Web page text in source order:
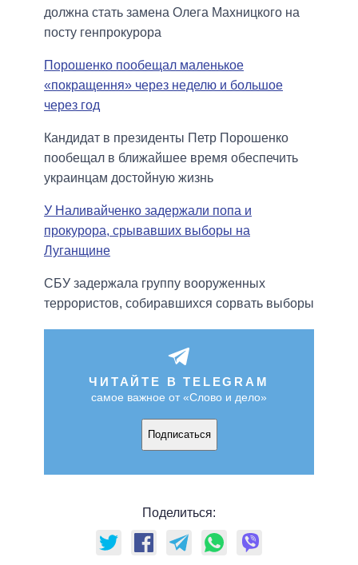
должна стать замена Олега Махницкого на
посту генпрокурора
Порошенко пообещал маленькое
«покращення» через неделю и большое
через год
Кандидат в президенты Петр Порошенко
пообещал в ближайшее время обеспечить
украинцам достойную жизнь
У Наливайченко задержали попа и
прокурора, срывавших выборы на
Луганщине
СБУ задержала группу вооруженных
террористов, собиравшихся сорвать выборы
ЧИТАЙТЕ В TELEGRAM
самое важное от «Слово и дело»
Подписаться
Поделиться: